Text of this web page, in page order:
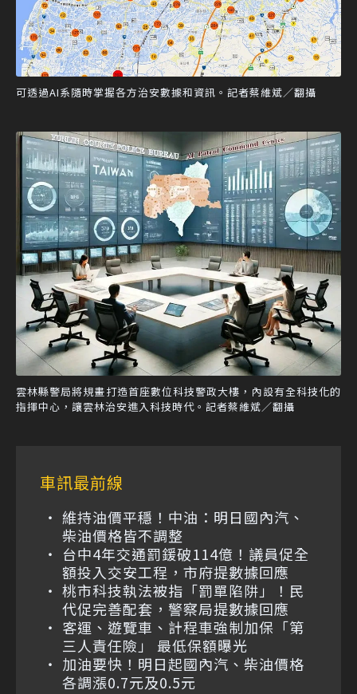
可透過AI系隨時掌握各方治安數據和資訊。記者蔡維斌／翻攝
雲林縣警局將規畫打造首座數位科技警政大樓，內設有全科技化的
指揮中心，讓雲林治安進入科技時代。記者蔡維斌／翻攝
車訊最前線
維持油價平穩！中油：明日國內汽、
柴油價格皆不調整
台中4年交通罰鍰破114億！議員促全
額投入交安工程，市府提數據回應
桃市科技執法被指「罰單陷阱」！民
代促完善配套，警察局提數據回應
客運、遊覽車、計程車強制加保「第
三人責任險」 最低保額曝光
加油要快！明日起國內汽、柴油價格
各調漲0.7元及0.5元